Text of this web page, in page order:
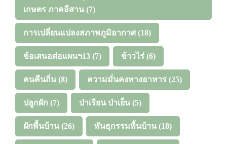
เกษตร ภาคอีสาน (7)
การเปลี่ยนแปลงสภาพภูมิอากาศ(18)
ข้อเสนอต่อแผนฯ13 (7) ข้าวไร่ (6)
คนคืนถิ่น (8) ความมั่นคงทางอาหาร (25)
ปลูกผัก (7) ป่าเรียน ป่าเย็น (5)
ผักพื้นบ้าน (26) พันธุกรรมพื้นบ้าน (18)